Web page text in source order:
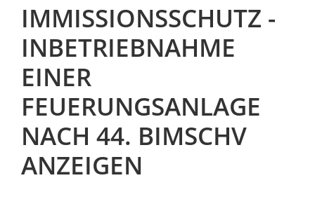
IMMISSIONSSCHUTZ -
INBETRIEBNAHME
EINER
FEUERUNGSANLAGE
NACH 44. BIMSCHV
ANZEIGEN